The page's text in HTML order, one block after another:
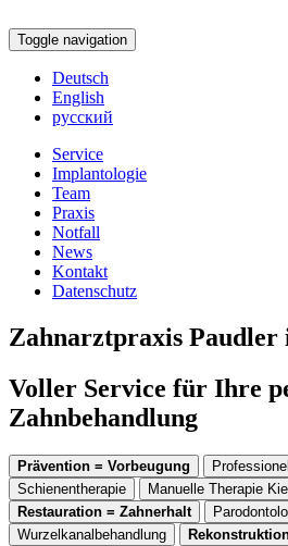
Toggle navigation
Deutsch
English
русский
Service
Implantologie
Team
Praxis
Notfall
News
Kontakt
Datenschutz
Zahnarztpraxis
Voller Service für Ihre
Zahnbehandlung
Prävention = Vorbeugung
Schienentherapie
Manuelle Therapie
Restauration = Zahnerhalt
Wurzelkanalbehandlung